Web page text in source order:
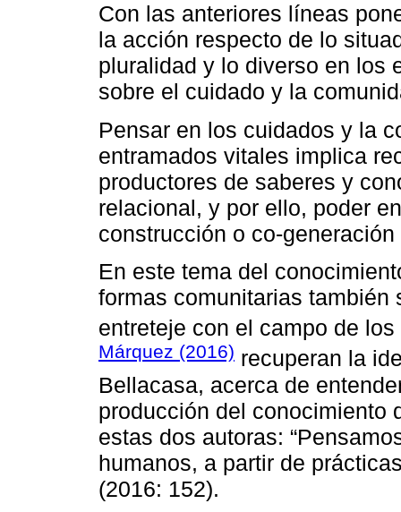
Con las anteriores líneas
la acción respecto de lo
pluralidad y lo diverso en los
sobre el cuidado y la
Pensar en los cuidados y la
entramados vitales implica
productores de saberes y
relacional, y por ello, poder
construcción o co-
En este tema del
formas comunitarias también
entreteje con el campo de
Márquez (2016) recuperan la
Bellacasa, acerca de
producción del conocimiento
estas dos autoras:
humanos, a partir de
(2016: 152).